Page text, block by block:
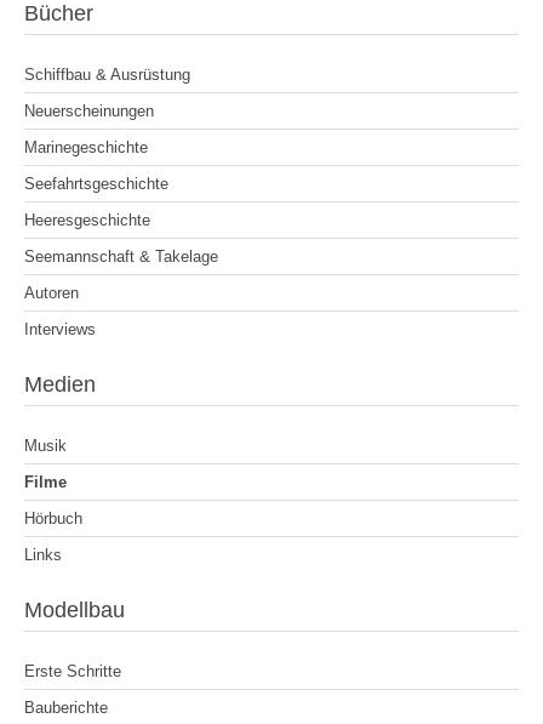
Bücher
Schiffbau & Ausrüstung
Neuerscheinungen
Marinegeschichte
Seefahrtsgeschichte
Heeresgeschichte
Seemannschaft & Takelage
Autoren
Interviews
Medien
Musik
Filme
Hörbuch
Links
Modellbau
Erste Schritte
Bauberichte